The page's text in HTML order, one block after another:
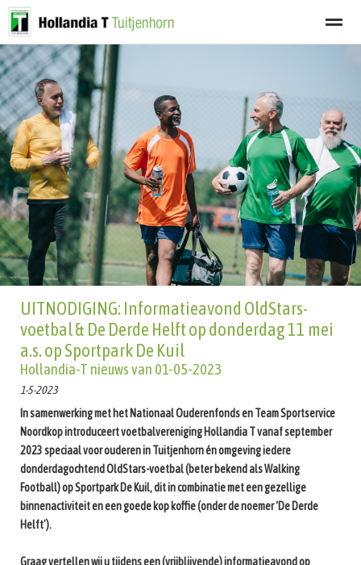
Welkom Programma
Home Zoeken Agenda
UITNODIGING: Informatieavond OldStars-
voetbal & De Derde Helft op donderdag 11 mei
a.s. op Sportpark De Kuil
Hollandia-T nieuws van 01-05-2023
1-5-2023
In samenwerking met het Nationaal Ouderenfonds en Team Sportservice
Noordkop introduceert voetbalvereniging Hollandia T vanaf september
2023 speciaal voor ouderen in Tuitjenhorn én omgeving iedere
donderdagochtend OldStars-voetbal (beter bekend als Walking
Football) op Sportpark De Kuil, dit in combinatie met een gezellige
binnenactiviteit en een goede kop koffie (onder de noemer ‘De Derde
Helft’).
Graag vertellen wij u tijdens een (vrijblijvende) informatieavond op